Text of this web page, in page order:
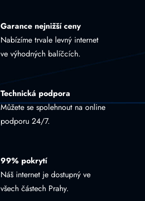
Garance nejnižší ceny
Nabízíme trvale levný internet
ve výhodných balíčcích.
Technická podpora
Můžete se spolehnout na online
podporu 24/7.
99% pokrytí
Náš internet je dostupný ve
všech částech Prahy.